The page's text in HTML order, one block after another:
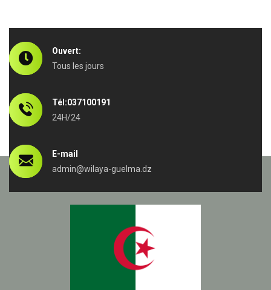
Ouvert:
Tous les jours
Tél:037100191
24H/24
E-mail
admin@wilaya-guelma.dz